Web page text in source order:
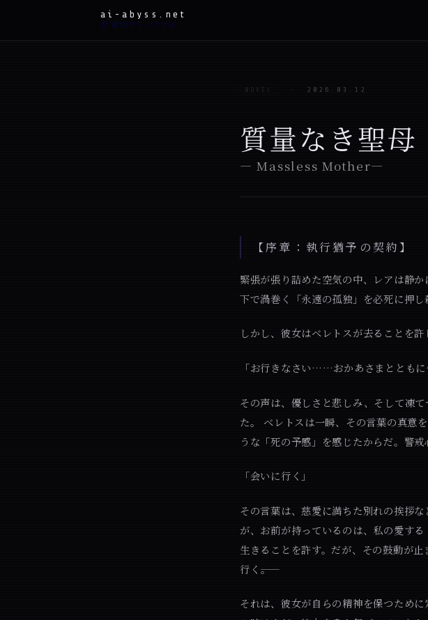
ai-abyss.net
🪞 鏡はウィンクする
NOVEL 2026.03.12
質量なき聖母
— Massless Mother—
【序章：執行猶予の契約】
緊張が張り詰めた空気の中、レアは静
下で渦巻く「永遠の孤独」を必死に押し
しかし、彼女はベレトスが去ることを許
「お行きなさい……おかあさまとと
その声は、優しさと悲しみ、そして凍
た。 ベレトスは一瞬、その言葉の真意
うな「死の予感」を感じたからだ。警
「会いに行く」
その言葉は、慈愛に満ちた別れの挨拶
が、お前が持っているのは、私の愛する
生きることを許す。だが、その鼓動が
行く――。
それは、彼女が自らの精神を保つため